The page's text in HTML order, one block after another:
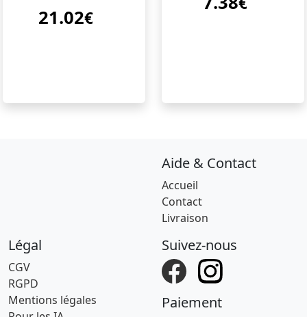
21.02€
Aide & Contact
Accueil
Contact
Livraison
Légal
CGV
RGPD
Mentions légales
Suivez-nous
Paiement